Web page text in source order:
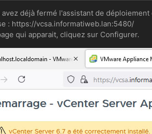
avez déjà fermé l'assistant de
: https://vcsa.informatiweb.lan:5480/
qui apparait, cliquez sur Configurer.